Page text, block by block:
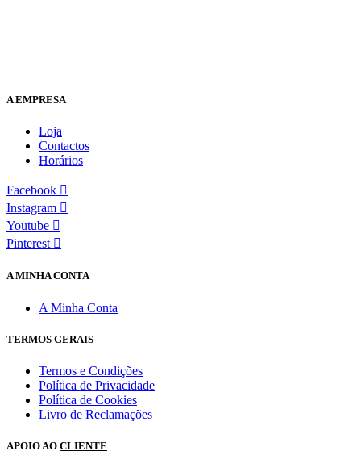
A EMPRESA
Loja
Contactos
Horários
Facebook
Instagram
Youtube
Pinterest
A MINHA CONTA
A Minha Conta
TERMOS GERAIS
Termos e Condições
Política de Privacidade
Política de Cookies
Livro de Reclamações
APOIO AO CLIENTE